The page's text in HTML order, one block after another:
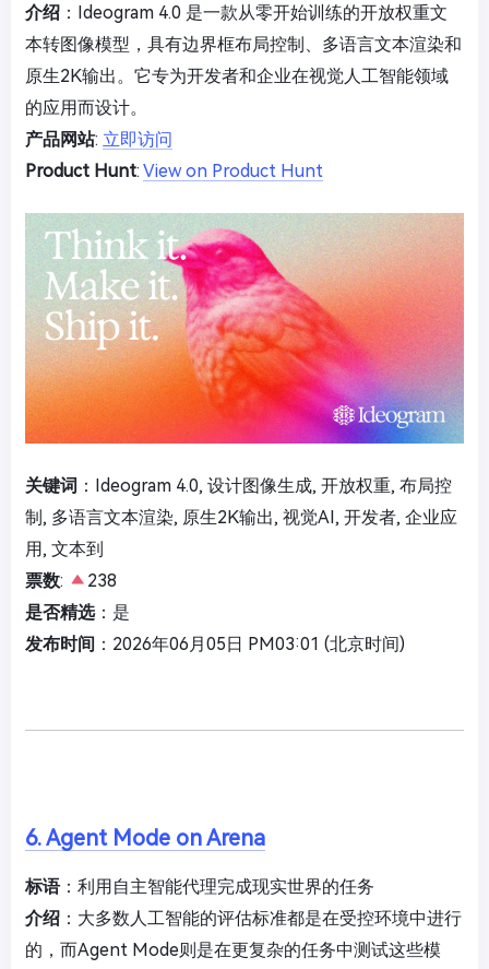
介绍 ：Ideogram 4.0 是一款从零开始训练的开放权重文
本转图像模型，具有边界框布局控制、多语言文本渲染和
原生2K输出。它专为开发者和企业在视觉人工智能领域
的应用而设计。
产品网站: 立即访问
Product Hunt: View on Product Hunt
关键词 ：Ideogram 4.0, 设计图像生成, 开放权重, 布局控
制, 多语言文本渲染, 原生2K输出, 视觉AI, 开发者, 企业应
用, 文本到
票数:
238
是否精选：是
发布时间 ：2026年06月05日 PM03:01 (北京时间)
6. Agent Mode on Arena
标语：利用自主智能代理完成现实世界的任务
介绍 ：大多数人工智能的评估标准都是在受控环境中进行
的，而Agent Mode则是在更复杂的任务中测试这些模